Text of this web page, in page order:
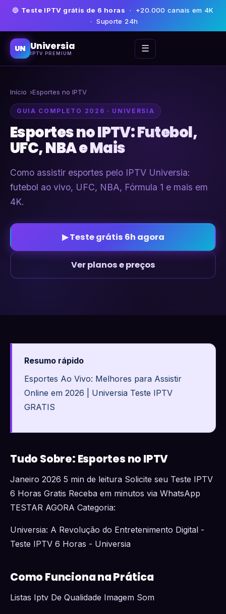
🔵 Teste IPTV grátis de 6 horas · +20.000 canais em 4K
· Suporte 24h
UN Universia
IPTV PREMIUM ☰
Início Esportes no IPTV
GUIA COMPLETO 2026 · UNIVERSIA
Esportes no IPTV: Futebol,
UFC, NBA e Mais
Como assistir esportes pelo IPTV Universia:
futebol ao vivo, UFC, NBA, Fórmula 1 e mais em
4K.
▶ Teste grátis 6h agora
Ver planos e preços
Resumo rápido
Esportes Ao Vivo: Melhores para Assistir
Online em 2026 | Universia Teste IPTV
GRATIS
Tudo Sobre: Esportes no IPTV
Janeiro 2026 5 min de leitura Solicite seu Teste IPTV
6 Horas Gratis Receba em minutos via WhatsApp
TESTAR AGORA Categoria:
Universia: A Revolução do Entretenimento Digital -
Teste IPTV 6 Horas - Universia
Como Funciona na Prática
Listas Iptv De Qualidade Imagem Som